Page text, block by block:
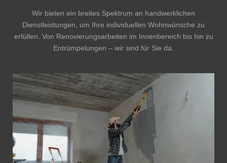
Wir bieten ein breites Spektrum an handwerklichen
Dienstleistungen, um Ihre individuellen Wohnwünsche zu
erfüllen. Von Renovierungsarbeiten im Innenbereich bis hin zu
Entrümpelungen – wir sind für Sie da.